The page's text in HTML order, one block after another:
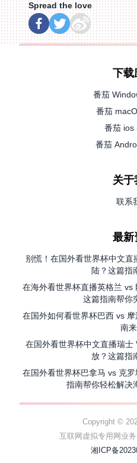
Spread the love
下载
番茄
番茄
番茄 ios
番茄
关于
联系
最新
别慌！在国外看世界杯中文
陆？这篇指
在海外看世界杯直播英格兰 vs
这篇指南帮你
在国外如何看世界杯巴西 vs
南
在国外看世界杯中文直播瑞
放？这篇指
在国外看世界杯巴拿马 vs 克
指南帮你轻松解决
Copyright ©
互联网虚拟专用网业
湘ICP备